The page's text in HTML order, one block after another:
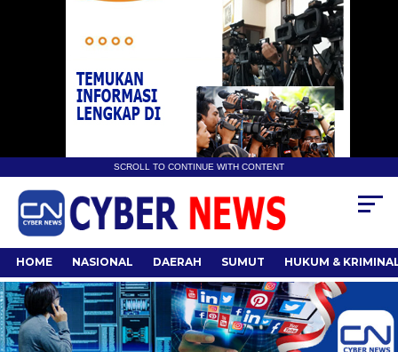
SCROLL TO CONTINUE WITH CONTENT
HOME NASIONAL DAERAH SUMUT HUKUM &